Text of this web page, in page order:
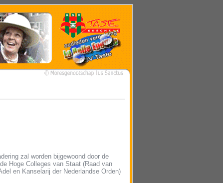
zal worden bijgewoond door de
Hoge Colleges van Staat (Raad van
en Kanselarij der Nederlandse Orden)